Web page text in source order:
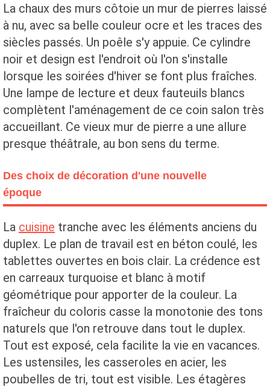
La chaux des murs côtoie un mur de pierres laissé
à nu, avec sa belle couleur ocre et les traces des
siècles passés. Un poêle s'y appuie. Ce cylindre
noir et design est l'endroit où l'on s'installe
lorsque les soirées d'hiver se font plus fraîches.
Une lampe de lecture et deux fauteuils blancs
complètent l'aménagement de ce coin salon très
accueillant. Ce vieux mur de pierre a une allure
presque théâtrale, au bon sens du terme.
Des choix de décoration d'une nouvelle
époque
La cuisine tranche avec les éléments anciens du
duplex. Le plan de travail est en béton coulé, les
tablettes ouvertes en bois clair. La crédence est
en carreaux turquoise et blanc à motif
géométrique pour apporter de la couleur. La
fraîcheur du coloris casse la monotonie des tons
naturels que l'on retrouve dans tout le duplex.
Tout est exposé, cela facilite la vie en vacances.
Les ustensiles, les casseroles en acier, les
poubelles de tri, tout est visible. Les étagères